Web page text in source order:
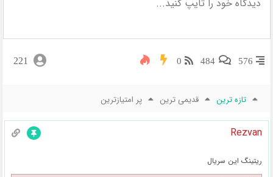
576
484
0
221
تازه ترین قدیمی ترین پر امتیازترین
Rezvan
ریتینگ این سریال